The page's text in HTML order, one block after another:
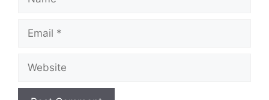
Email
Website